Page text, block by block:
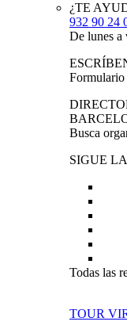
¿TE
932 90 24
De lunes a
Formulario
Busca
SIGUE
Todas las
TOUR